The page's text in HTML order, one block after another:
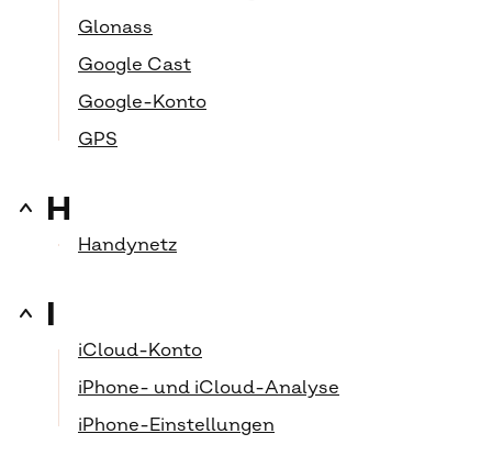
Glonass
Google Cast
Google-Konto
GPS
H
Handynetz
I
iCloud-Konto
iPhone- und iCloud-Analyse
iPhone-Einstellungen